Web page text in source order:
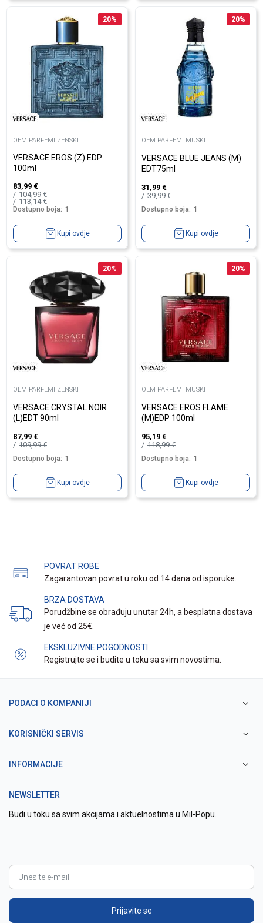
20%
OEM PARFEMI ZENSKI
VERSACE EROS (Z) EDP
100ml
83,99 €
104,99€
113,14€
Dostupno boja: 1
Kupi ovdje
20%
OEM PARFEMI MUSKI
VERSACE BLUE JEANS (M)
EDT75ml
31,99 €
39,99€
Dostupno boja: 1
Kupi ovdje
20%
OEM PARFEMI ZENSKI
VERSACE CRYSTAL NOIR
(L)EDT 90ml
87,99 €
109,99€
Dostupno boja: 1
Kupi ovdje
20%
OEM PARFEMI MUSKI
VERSACE EROS FLAME
(M)EDP 100ml
95,19 €
118,99€
Dostupno boja: 1
Kupi ovdje
POVRAT ROBE
Zagarantovan povrat u roku od 14 dana od isporuke.
BRZA DOSTAVA
Porudžbine se obrađuju unutar 24h, a besplatna dostava
je već od 25€.
EKSKLUZIVNE POGODNOSTI
Registrujte se i budite u toku sa svim novostima.
PODACI O KOMPANIJI
KORISNIČKI SERVIS
INFORMACIJE
NEWSLETTER
Budi u toku sa svim akcijama i aktuelnostima u Mil-Popu.
Prijavite se